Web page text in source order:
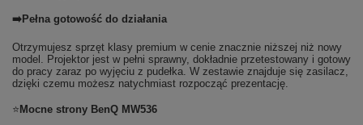
➡️Pełna gotowość do działania
Otrzymujesz sprzęt klasy premium w cenie znacznie niższej niż nowy
model. Projektor jest w pełni sprawny, dokładnie przetestowany i gotowy
do pracy zaraz po wyjęciu z pudełka. W zestawie znajduje się zasilacz,
dzięki czemu możesz natychmiast rozpocząć prezentację.
⭐ Mocne strony BenQ MW536